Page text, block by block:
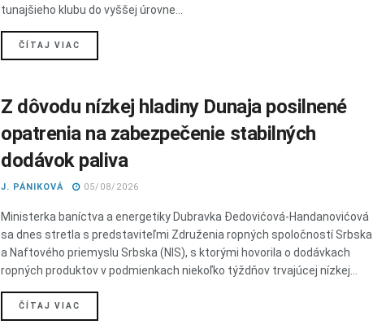
tunajšieho klubu do vyššej úrovne...
ČÍTAJ VIAC
Z dôvodu nízkej hladiny Dunaja posilnené
opatrenia na zabezpečenie stabilných
dodávok paliva
J. PÁNIKOVÁ 05/08/2026
Ministerka baníctva a energetiky Dubravka Đedovićová-Handanovićová
sa dnes stretla s predstaviteľmi Združenia ropných spoločností Srbska
a Naftového priemyslu Srbska (NIS), s ktorými hovorila o dodávkach
ropných produktov v podmienkach niekoľko týždňov trvajúcej nízkej...
ČÍTAJ VIAC